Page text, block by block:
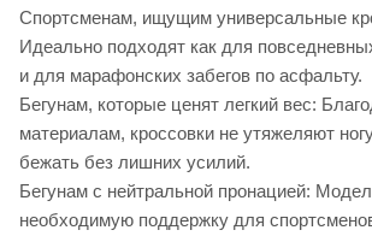
Спортсменам, ищущим универсальные
Идеально подходят как для
и для марафонских забегов по асфальту.
Бегунам, которые ценят легкий вес:
материалам, кроссовки не утяжеляют
бежать без лишних усилий.
Бегунам с нейтральной пронацией:
необходимую поддержку для